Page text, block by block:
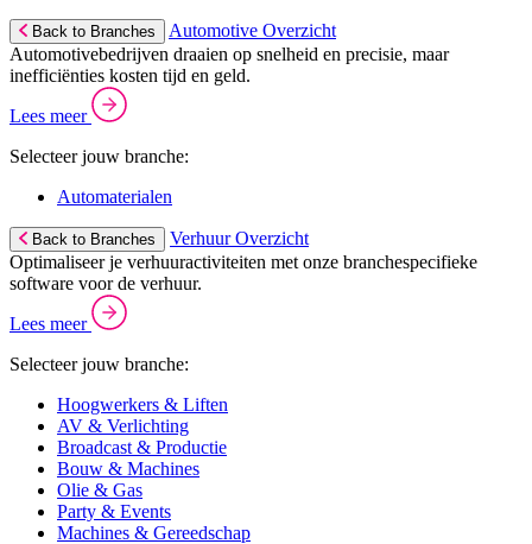
Back to Branches
Automotive Overzicht
Automotivebedrijven draaien op snelheid en precisie, maar
inefficiënties kosten tijd en geld.
Lees meer
Selecteer jouw branche:
Automaterialen
Back to Branches
Verhuur Overzicht
Optimaliseer je verhuuractiviteiten met onze branchespecifieke
software voor de verhuur.
Lees meer
Selecteer jouw branche:
Hoogwerkers & Liften
AV & Verlichting
Broadcast & Productie
Bouw & Machines
Olie & Gas
Party & Events
Machines & Gereedschap